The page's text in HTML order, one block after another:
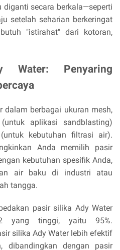
diganti secara berkala—seperti
setelah seharian berkeringat
"istirahat" dari kotoran,
Penyaring
dalam berbagai ukuran mesh,
aplikasi sandblasting)
kebutuhan filtrasi air).
Anda memilih pasir
kebutuhan spesifik Anda,
air baku di industri atau
tangga.
pasir silika Ady Water
yang tinggi, yaitu 95%.
silika Ady Water lebih efektif
dibandingkan dengan pasir